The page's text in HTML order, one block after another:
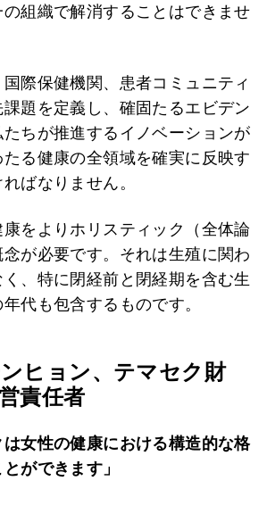
組織で解消することはできませ
際保健機関、患者コミュニティ
題を定義し、確固たるエビデン
たちが推進するイノベーションが
る健康の全領域を確実に反映す
ばなりません。
康をよりホリスティック（全体論
が必要です。それは生殖に関わ
、特に閉経前と閉経期を含む生
代も包含するものです。
ヒョン、テマセク財
責任者
は女性の健康における構造的な格
ができます」